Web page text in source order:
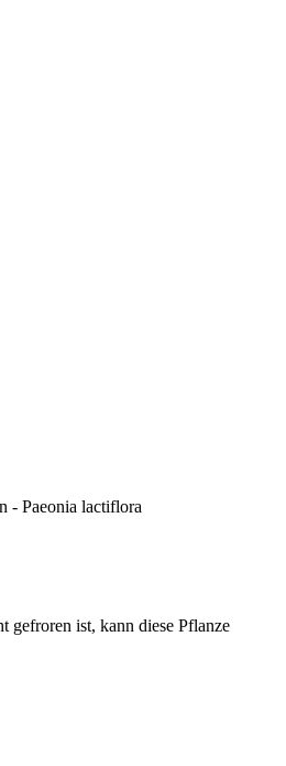
- Paeonia lactiflora
gefroren ist, kann diese Pflanze